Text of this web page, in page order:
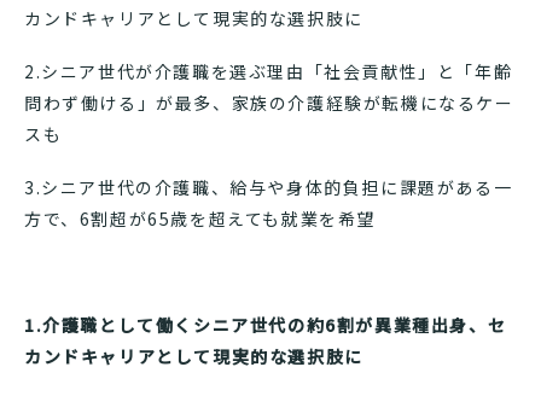
カンドキャリアとして現実的な選択肢に
2.シニア世代が介護職を選ぶ理由「社会貢献性」と「年齢
問わず働ける」が最多、家族の介護経験が転機になるケー
スも
3.シニア世代の介護職、給与や身体的負担に課題がある一
方で、6割超が65歳を超えても就業を希望
1.介護職として働くシニア世代の約6割が異業種出身、セ
カンドキャリアとして現実的な選択肢に